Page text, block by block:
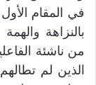
في المقام
بالنزاهة
من ناشئة
الذين لم